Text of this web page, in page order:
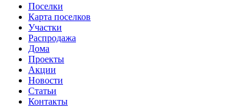
Поселки
Карта поселков
Участки
Распродажа
Дома
Проекты
Акции
Новости
Статьи
Контакты